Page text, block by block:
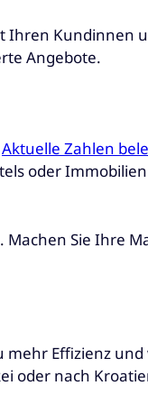
Kundinnen
Angebote.
Aktuelle Zahlen
oder
Sie Ihre
Effizienz
oder nach